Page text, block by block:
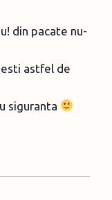
din pacate nu-
astfel de
siguranta